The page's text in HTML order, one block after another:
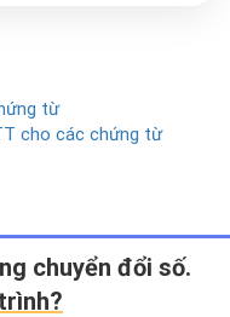
từ
cho các chứng từ
chuyển đổi số.